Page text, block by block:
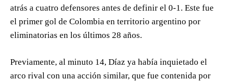
atrás a cuatro defensores antes de definir el 0-1. Este fue
el primer gol de Colombia en territorio argentino por
eliminatorias en los últimos 28 años.
Previamente, al minuto 14, Díaz ya había inquietado el
arco rival con una acción similar, que fue contenida por